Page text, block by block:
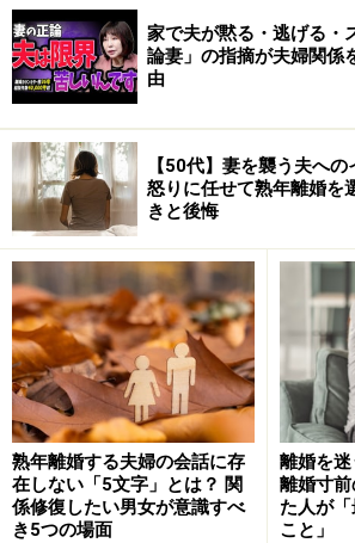
家で夫が黙る・逃げる
論妻」の指摘が夫婦関係
由
【50代】妻を襲う夫へ
怒りに任せて熟年離婚を
きと後悔
熟年離婚する夫婦の会話に存
在しない「5文字」とは？ 関
係修復したい男女が意識すべ
き5つの場面
離婚を
離婚寸
た人が
こと」